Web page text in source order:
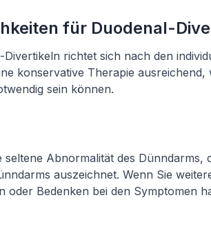
für Duodenal-
richtet sich nach den
konservative Therapie
sein können.
seltene Abnormalität des Dünndarms,
auszeichnet. Wenn Sie
oder Bedenken bei den Symptomen